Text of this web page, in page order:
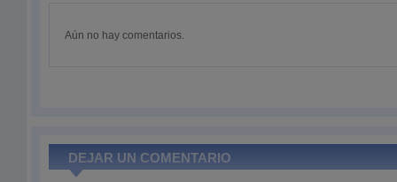
Aún no hay comentarios.
DEJAR UN COMENTARIO